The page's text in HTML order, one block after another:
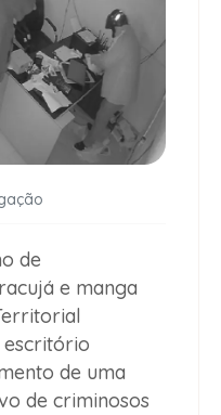
de
e manga
de uma
de criminosos